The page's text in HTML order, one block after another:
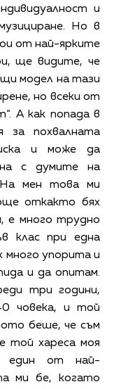
и
Но в
от най-ярките
ще видите, че
модел на тази
но всеки от
А как попада в
за похвалната
и може да
с думите на
мен това ми
откакто бях
е много трудно
клас при една
много упорита и
и да опитам.
три години,
човека, и той
беше, че съм
той хареса моя
един от най-
ми бе, когато